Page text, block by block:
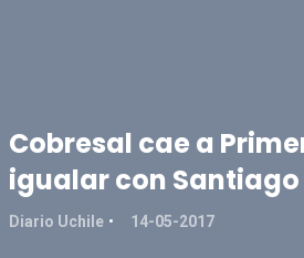
Cobresal cae a
igualar con
Diario Uchile 14-05-2017